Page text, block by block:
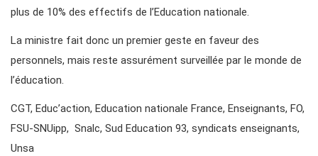
plus de 10% des effectifs de l’Education nationale.
La ministre fait donc un premier geste en faveur des
personnels, mais reste assurément surveillée par le monde de
l’éducation.
CGT, Educ’action, Education nationale France, Enseignants, FO,
FSU-SNUipp, Snalc, Sud Education 93, syndicats enseignants,
Unsa